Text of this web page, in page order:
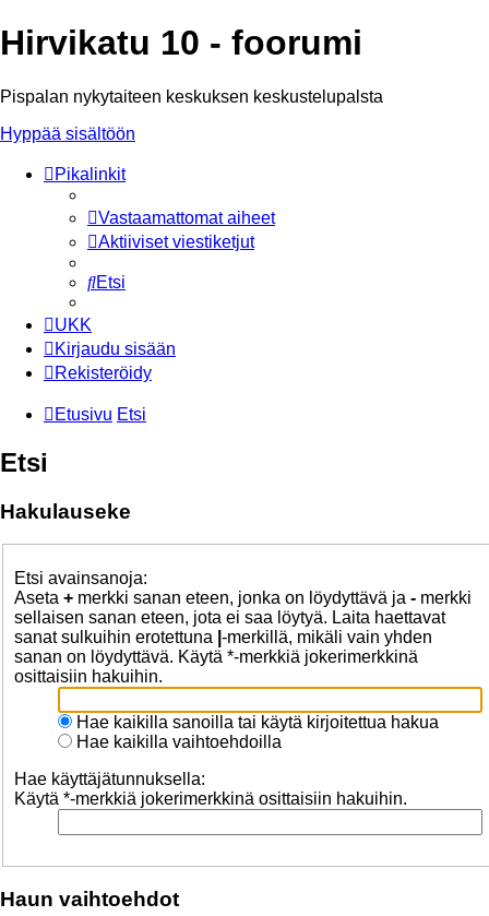
Hirvikatu 10 - foorumi
Pispalan nykytaiteen keskuksen keskustelupalsta
Hyppää sisältöön
Pikalinkit
Vastaamattomat aiheet
Aktiiviset viestiketjut
Etsi
UKK
Kirjaudu sisään
Rekisteröidy
Etusivu Etsi
Etsi
Hakulauseke
Etsi avainsanoja:
Aseta + merkki sanan eteen, jonka on löydyttävä ja - merkki
sellaisen sanan eteen, jota ei saa löytyä. Laita haettavat
sanat sulkuihin erotettuna -merkillä, mikäli vain yhden
sanan on löydyttävä. Käytä *-merkkiä jokerimerkkinä
osittaisiin hakuihin.
Hae kaikilla sanoilla tai käytä kirjoitettua hakua
Hae kaikilla vaihtoehdoilla
Hae käyttäjätunnuksella:
Käytä *-merkkiä jokerimerkkinä osittaisiin hakuihin.
Haun vaihtoehdot